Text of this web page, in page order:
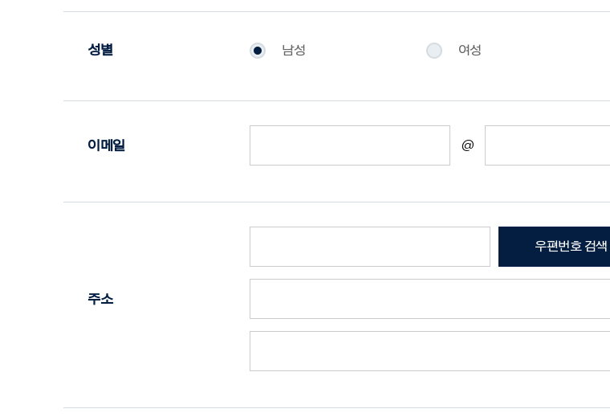
성별 남성 여성
이메일 @
주소
우편번호 검색